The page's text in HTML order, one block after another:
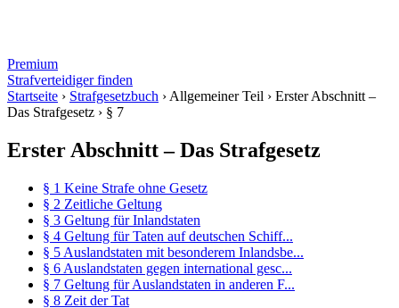
Premium
Strafverteidiger finden
Startseite › Strafgesetzbuch › Allgemeiner Teil › Erster Abschnitt –
Das Strafgesetz › § 7
Erster Abschnitt – Das Strafgesetz
§ 1 Keine Strafe ohne Gesetz
§ 2 Zeitliche Geltung
§ 3 Geltung für Inlandstaten
§ 4 Geltung für Taten auf deutschen Schiff...
§ 5 Auslandstaten mit besonderem Inlandsbe...
§ 6 Auslandstaten gegen international gesc...
§ 7 Geltung für Auslandstaten in anderen F...
§ 8 Zeit der Tat